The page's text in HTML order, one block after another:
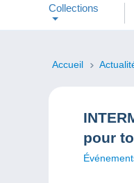
Collections
Accueil
pour